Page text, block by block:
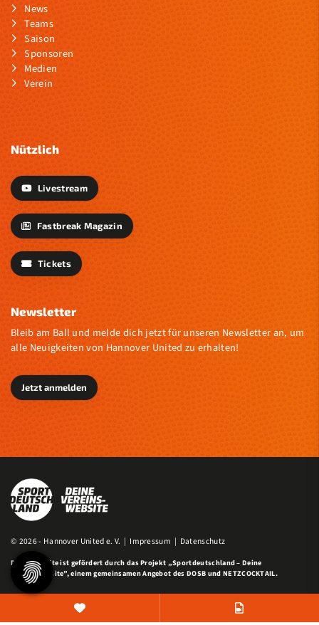
News
Teams
Saison
Sponsoren
Medien
Verein
Nützlich
Livestream
Fastbreak Magazin
Tickets
Newsletter
Bleib am Ball und melde dich jetzt für unseren Newsletter an, um
alle Neuigkeiten von Hannover United zu erhalten!
Jetzt anmelden
© 2026 - Hannover United e. V. | Impressum | Datenschutz
Diese Website ist gefördert durch das Projekt „Sportdeutschland – Deine
Vereinswebsite”, einem gemeinsamen Angebot des DOSB und NETZCOCKTAIL.